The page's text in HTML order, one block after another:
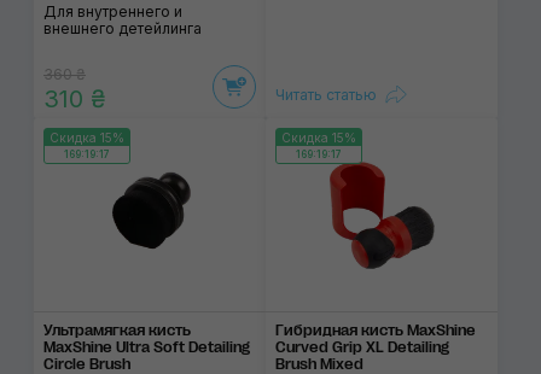
Для внутреннего и
внешнего детейлинга
360 ₴
310 ₴ Читать статью
Скидка 15%
169:19:17
Ультрамягкая кисть
MaxShine Ultra Soft Detailing
Circle Brush
Скидка 15%
169:19:17
Гибридная кисть MaxShine
Curved Grip XL Detailing
Brush Mixed